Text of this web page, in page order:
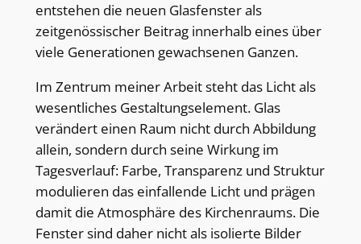
entstehen die neuen Glasfenster als
zeitgenössischer Beitrag innerhalb eines über
viele Generationen gewachsenen Ganzen.
Im Zentrum meiner Arbeit steht das Licht als
wesentliches Gestaltungselement. Glas
verändert einen Raum nicht durch Abbildung
allein, sondern durch seine Wirkung im
Tagesverlauf: Farbe, Transparenz und Struktur
modulieren das einfallende Licht und prägen
damit die Atmosphäre des Kirchenraums. Die
Fenster sind daher nicht als isolierte Bilder